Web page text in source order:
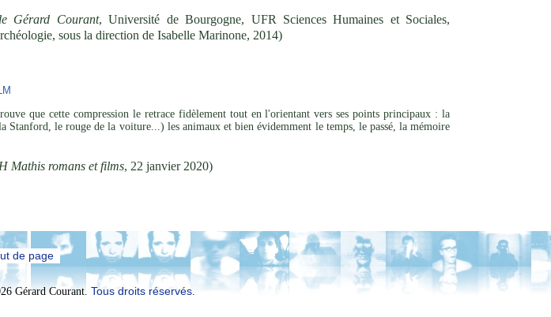
Gérard Courant, Université de Bourgogne, UFR Sciences Humaines et Sociales,
sous la direction de Isabelle Marinone, 2014)
que cette compression le retrace fidèlement tout en l'orientant vers ses points principaux : la
le rouge de la voiture...) les animaux et bien évidemment le temps, le passé, la mémoire
Mathis romans et films, 22 janvier 2020)
de page
Gérard Courant. Tous droits réservés.